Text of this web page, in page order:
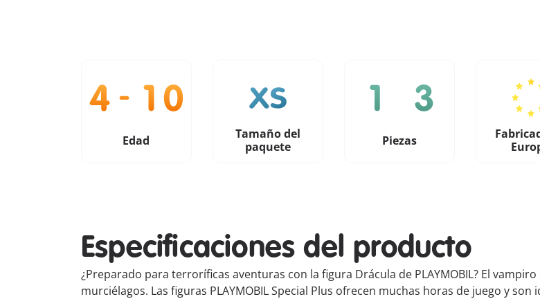
Edad
Tamaño del
paquete
Piezas
Especificaciones del producto
¿Preparado para terroríficas aventuras con la figura Drácula de PLAYMOBIL? El
murciélagos. Las figuras PLAYMOBIL Special Plus ofrecen muchas horas de juego y